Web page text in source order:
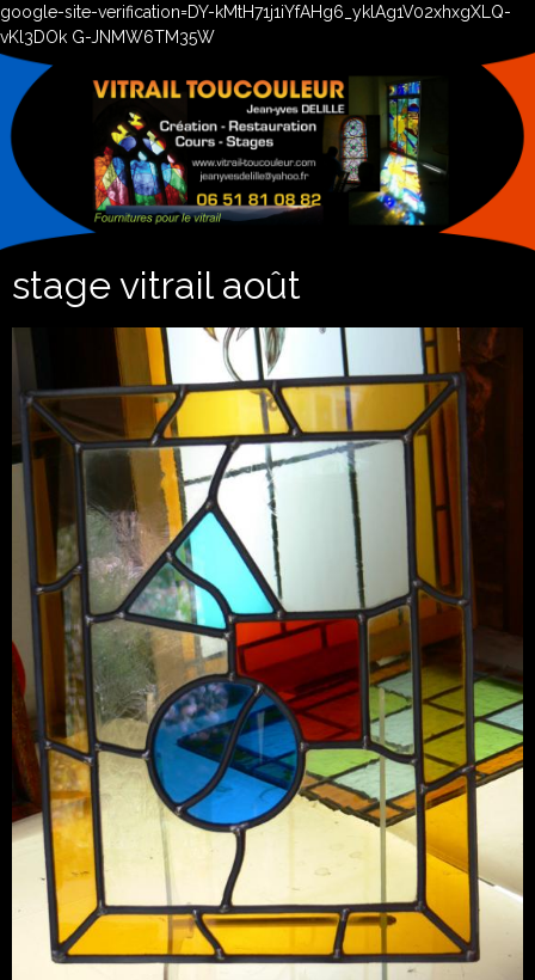
google-site-verification=DY-kMtH71j1iYfAHg6_yklAg1V02xhxgXLQ-
vKl3DOk G-JNMW6TM35W
stage vitrail août